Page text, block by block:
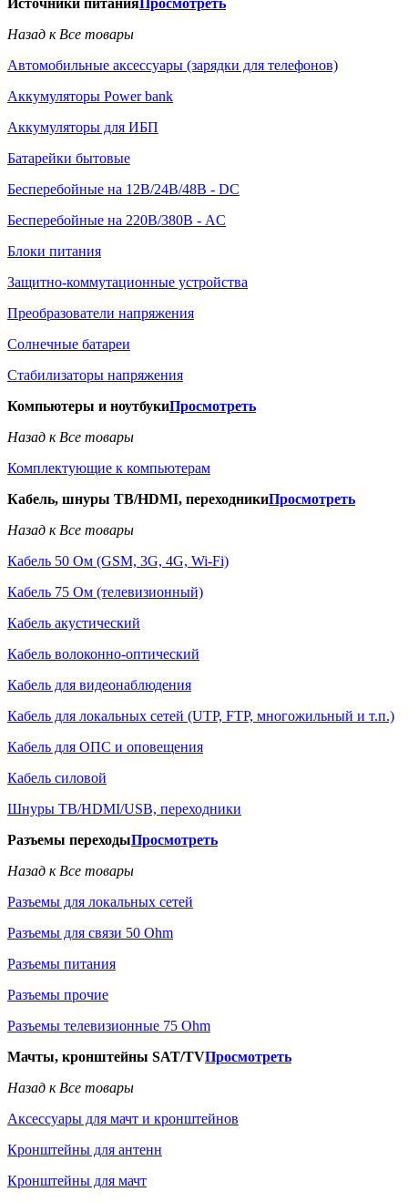
Источники питанияПросмотреть
Назад к Все товары
Автомобильные аксессуары (зарядки для телефонов)
Аккумуляторы Power bank
Аккумуляторы для ИБП
Батарейки бытовые
Бесперебойные на 12В/24В/48В - DC
Бесперебойные на 220В/380В - AC
Блоки питания
Защитно-коммутационные устройства
Преобразователи напряжения
Солнечные батареи
Стабилизаторы напряжения
Компьютеры и ноутбукиПросмотреть
Назад к Все товары
Комплектующие к компьютерам
Кабель, шнуры ТВ/HDMI, переходникиПросмотреть
Назад к Все товары
Кабель 50 Ом (GSM, 3G, 4G, Wi-Fi)
Кабель 75 Ом (телевизионный)
Кабель акустический
Кабель волоконно-оптический
Кабель для видеонаблюдения
Кабель для локальных сетей (UTP, FTP, многожильный и т.п.)
Кабель для ОПС и оповещения
Кабель силовой
Шнуры ТВ/HDMI/USB, переходники
Разъемы переходыПросмотреть
Назад к Все товары
Разъемы для локальных сетей
Разъемы для связи 50 Ohm
Разъемы питания
Разъемы прочие
Разъемы телевизионные 75 Ohm
Мачты, кронштейны SAT/TVПросмотреть
Назад к Все товары
Аксессуары для мачт и кронштейнов
Кронштейны для антенн
Кронштейны для мачт